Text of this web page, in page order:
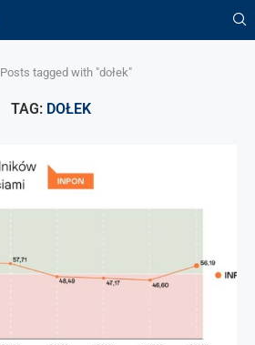
Posts tagged with "dołek"
TAG: DOŁEK